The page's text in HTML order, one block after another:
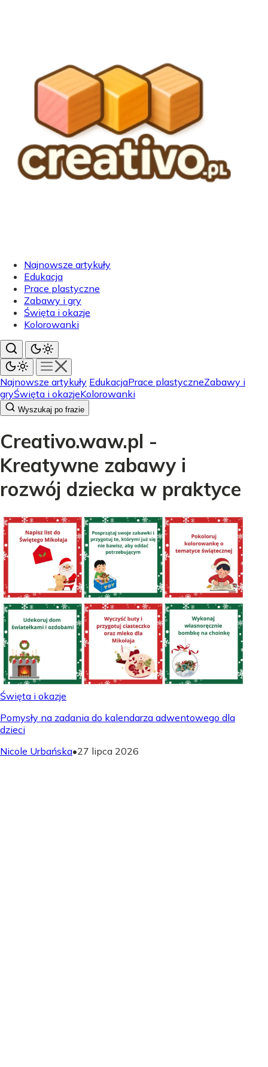
Najnowsze artykuły
Edukacja
Prace plastyczne
Zabawy i gry
Święta i okazje
Kolorowanki
Najnowsze artykuły EdukacjaPrace plastyczneZabawy i
gryŚwięta i okazjeKolorowanki
Wyszukaj po frazie
Creativo.waw.pl -
Kreatywne zabawy i
rozwój dziecka w praktyce
Święta i okazje
Pomysły na zadania do kalendarza adwentowego dla
dzieci
Nicole Urbańska•27 lipca 2026